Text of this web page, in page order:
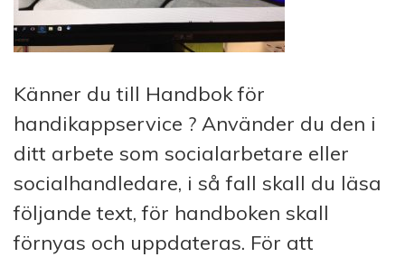
Känner du till Handbok för
handikappservice ? Använder du den i
ditt arbete som socialarbetare eller
socialhandledare, i så fall skall du läsa
följande text, för handboken skall
förnyas och uppdateras. För att